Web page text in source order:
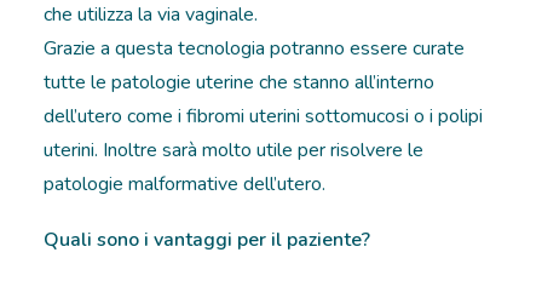
che utilizza la via vaginale.
Grazie a questa tecnologia potranno essere curate
tutte le patologie uterine che stanno all’interno
dell’utero come i fibromi uterini sottomucosi o i polipi
uterini. Inoltre sarà molto utile per risolvere le
patologie malformative dell’utero.
Quali sono i vantaggi per il paziente?